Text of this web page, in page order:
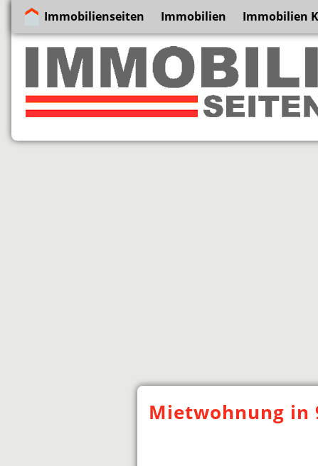
Immobilienseiten Immobilien Immobilien
Mietwohnung in